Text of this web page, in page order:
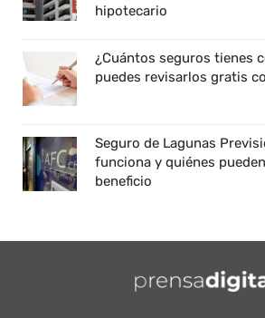
hipotecario
¿Cuántos seguros tienes
puedes revisarlos gratis
Seguro de Lagunas
funciona y quiénes
beneficio